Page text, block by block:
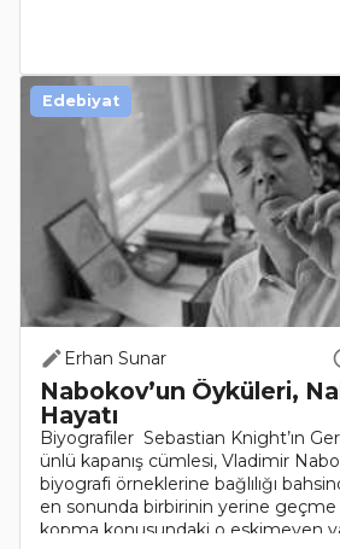
Erhan Sunar
Nabokov’un Öyküleri,
Hayatı
Biyografiler Sebastian Knight’ın
ünlü kapanış cümlesi, Vladimir
biyografi örneklerine bağlılığı
en sonunda birbirinin yerine
kopma konusundaki o eskimeyen
Edebiyat